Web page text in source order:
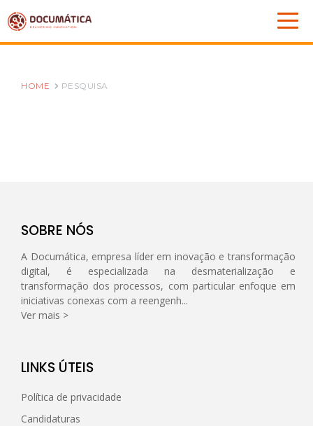
HOME PESQUISA
SOBRE NÓS
A Documática, empresa líder em inovação e transformação
digital, é especializada na desmaterialização e
transformação dos processos, com particular enfoque em
iniciativas conexas com a reengenh...
Ver mais >
LINKS ÚTEIS
Política de privacidade
Candidaturas